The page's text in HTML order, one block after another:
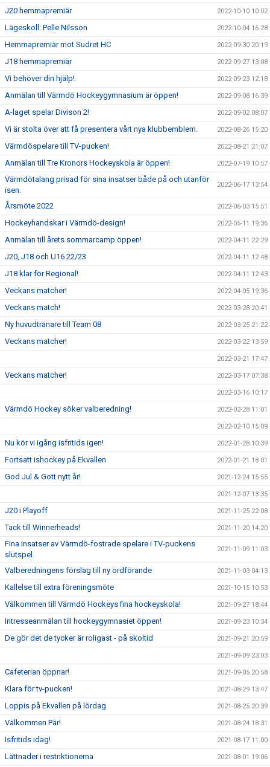
J20 hemmapremiär 2022-10-10 10:02
Lägeskoll: Pelle Nilsson 2022-10-04 16:28
Hemmapremiär mot Sudret HC 2022-09-30 20:19
J18 hemmapremiär 2022-09-27 13:08
Vi behöver din hjälp! 2022-09-23 12:18
Anmälan till Värmdö Hockeygymnasium är öppen! 2022-09-08 16:39
A-laget spelar Divison 2! 2022-09-02 08:07
Vi är stolta över att få presentera vårt nya klubbemblem. 2022-08-26 15:20
Värmdöspelare till TV-pucken! 2022-08-21 21:07
Anmälan till Tre Kronors Hockeyskola är öppen! 2022-07-19 10:57
Värmdötalang prisad för sina insatser både på och utanför
isen.
2022-06-17 13:54
Årsmöte 2022 2022-06-03 15:51
Hockeyhandskar i Värmdö-design! 2022-05-11 19:36
Anmälan till årets sommarcamp öppen! 2022-04-11 22:29
J20, J18 och U16 22/23 2022-04-11 12:48
J18 klar för Regional! 2022-04-11 12:43
Veckans matcher! 2022-04-05 19:36
Veckans match! 2022-03-28 20:41
Ny huvudtränare till Team 08 2022-03-25 21:22
Veckans matcher! 2022-03-22 13:59
2022-03-21 17:47
Veckans matcher! 2022-03-17 07:38
2022-03-16 10:17
Värmdö Hockey söker valberedning! 2022-02-28 11:01
2022-02-10 15:09
Nu kör vi igång isfritids igen! 2022-01-28 10:39
Fortsatt ishockey på Ekvallen 2022-01-21 18:01
God Jul & Gott nytt år! 2021-12-24 15:55
2021-12-07 13:35
J20 i Playoff 2021-11-25 22:08
Tack till Winnerheads! 2021-11-20 14:20
Fina insatser av Värmdö-fostrade spelare i TV-puckens
slutspel.
2021-11-09 11:03
Valberedningens förslag till ny ordförande 2021-11-03 04:13
Kallelse till extra föreningsmöte 2021-10-15 10:53
Välkommen till Värmdö Hockeys fina hockeyskola! 2021-09-27 18:44
Intresseanmälan till hockeygymnasiet öppen! 2021-09-23 10:34
De gör det de tycker är roligast - på skoltid 2021-09-21 20:59
2021-09-09 23:03
Cafeterian öppnar! 2021-09-05 20:58
Klara för tv-pucken! 2021-08-29 13:47
Loppis på Ekvallen på lördag 2021-08-25 20:39
Välkommen Pär! 2021-08-24 18:31
Isfritids idag! 2021-08-17 11:00
Lättnader i restriktionerna 2021-08-01 19:06